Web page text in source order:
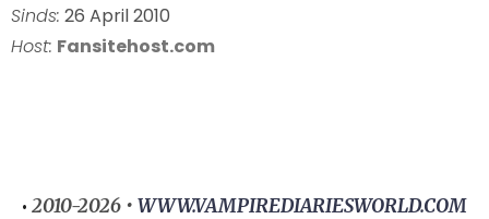
Sinds: 26 April 2010
Host: Fansitehost.com
• 2010-2026 • WWW.VAMPIREDIARIESWORLD.COM